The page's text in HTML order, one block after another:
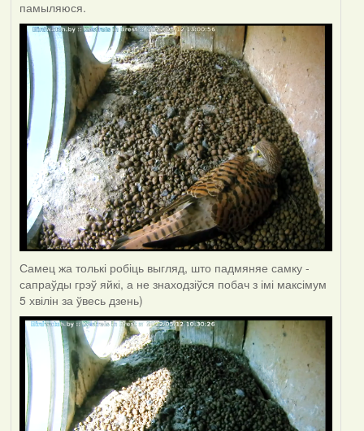
памыляюся.
Самец жа толькі робіць выгляд, што падмяняе самку -
сапраўды грэў яйкі, а не знаходзіўся побач з імі максімум
5 хвілін за ўвесь дзень)